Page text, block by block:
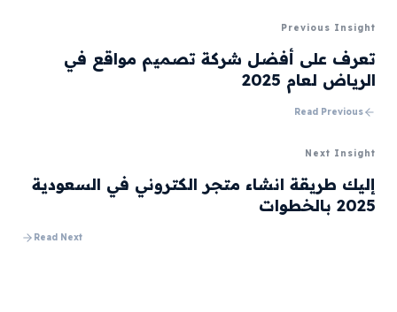
Previous Insight
تعرف على أفضل شركة تصميم مواقع في
الرياض لعام 2025
Read Previous
Next Insight
إليك طريقة انشاء متجر الكتروني في السعودية
2025 بالخطوات
Read Next